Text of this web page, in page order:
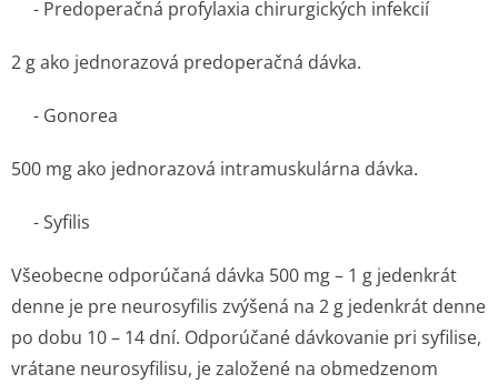
- Predoperačná profylaxia chirurgických infekcií
2 g ako jednorazová predoperačná dávka.
- Gonorea
500 mg ako jednorazová intramuskulárna dávka.
- Syfilis
Všeobecne odporúčaná dávka 500 mg – 1 g jedenkrát
denne je pre neurosyfilis zvýšená na 2 g jedenkrát denne
po dobu 10 – 14 dní. Odporúčané dávkovanie pri syfilise,
vrátane neurosyfilisu, je založené na obmedzenom